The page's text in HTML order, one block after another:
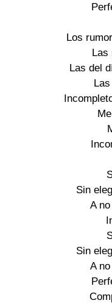
Los
Las
Las del
Sin
A
Sin
A